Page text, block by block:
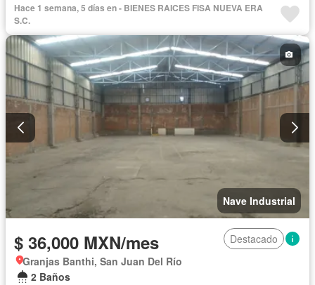
Hace 1 semana, 5 días en - BIENES RAICES FISA NUEVA ERA
S.C.
Nave Industrial
$ 36,000 MXN/mes
Destacado
Granjas Banthi, San Juan Del Río
2 Baños